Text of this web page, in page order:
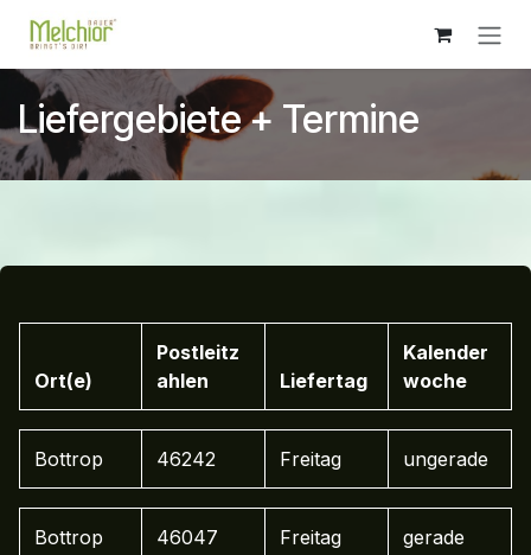
Zum Inhalt springen
Liefergebiete + Termine
Ort(e)
Postleitz
ahlen
Liefertag
Kalender
woche
Bottrop 46242 Freitag ungerade
Bottrop 46047 Freitag gerade